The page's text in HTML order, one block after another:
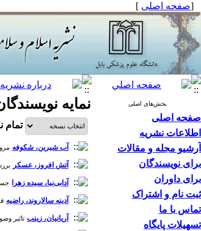
[صفحه اصلی ]
بخش‌های اصلی
صفحه اصلی
اطلاعات نشریه
آرشیو مجله و مقالات
برای نویسندگان
برای داوران
ثبت نام و اشتراک
تماس با ما
تسهیلات پایگاه
نمایه
تمام
آب شیرین، شکوفه
آتش افروز، عسکر
آدابی‌نیا، سیده زهرا
آدینه سالاروند، راضیه
آریانیان، زینب تاثیر